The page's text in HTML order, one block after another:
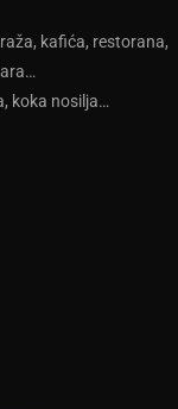
kafića, restorana,
koka nosilja…